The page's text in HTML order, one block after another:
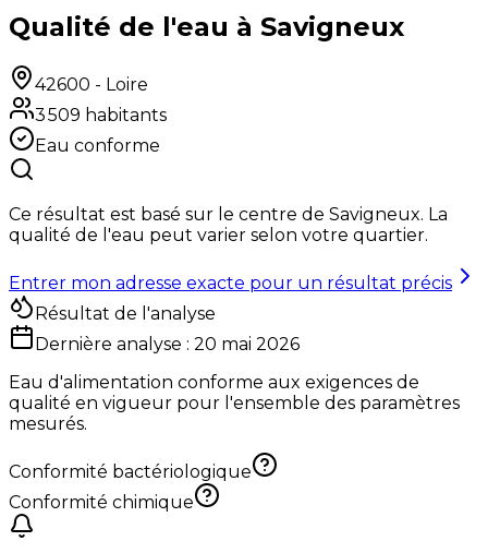
Qualité de l'eau à Savigneux
42600 - Loire
3 509 habitants
Eau conforme
Ce résultat est basé sur le centre de Savigneux. La
qualité de l'eau peut varier selon votre quartier.
Entrer mon adresse exacte pour un résultat précis
Résultat de l'analyse
Dernière analyse : 20 mai 2026
Eau d'alimentation conforme aux exigences de
qualité en vigueur pour l'ensemble des paramètres
mesurés.
Conformité bactériologique
Conformité chimique